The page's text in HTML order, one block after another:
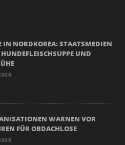
IN NORDKOREA: STAATSMEDIEN
UND
WARNEN VOR
FÜR OBDACHLOSE